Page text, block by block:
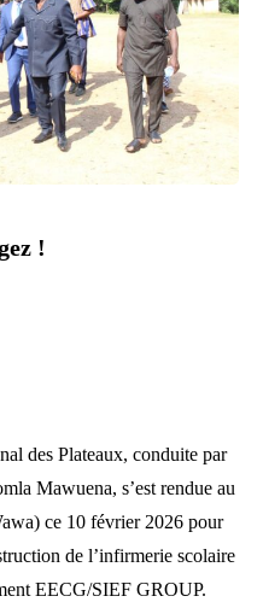
!
des Plateaux, conduite par
Mawuena, s’est rendue au
ce 10 février 2026 pour
de l’infirmerie scolaire
EECG/SIEF GROUP.